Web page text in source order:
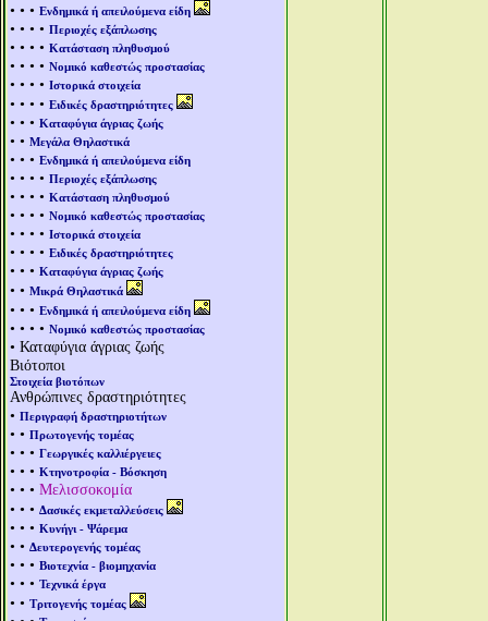
• • • Ενδημικά ή απειλούμενα είδη
• • • • Περιοχές εξάπλωσης
• • • • Κατάσταση πληθυσμού
• • • • Νομικό καθεστώς προστασίας
• • • • Ιστορικά στοιχεία
• • • • Ειδικές δραστηριότητες
• • • Καταφύγια άγριας ζωής
• • Μεγάλα Θηλαστικά
• • • Ενδημικά ή απειλούμενα είδη
• • • • Περιοχές εξάπλωσης
• • • • Κατάσταση πληθυσμού
• • • • Νομικό καθεστώς προστασίας
• • • • Ιστορικά στοιχεία
• • • • Ειδικές δραστηριότητες
• • • Καταφύγια άγριας ζωής
• • Μικρά Θηλαστικά
• • • Ενδημικά ή απειλούμενα είδη
• • • • Νομικό καθεστώς προστασίας
• Καταφύγια άγριας ζωής
Βιότοποι
Στοιχεία βιοτόπων
Ανθρώπινες δραστηριότητες
• Περιγραφή δραστηριοτήτων
• • Πρωτογενής τομέας
• • • Γεωργικές καλλιέργειες
• • • Κτηνοτροφία - Βόσκηση
• • • Μελισσοκομία
• • • Δασικές εκμεταλλεύσεις
• • • Κυνήγι - Ψάρεμα
• • Δευτερογενής τομέας
• • • Βιοτεχνία - βιομηχανία
• • • Τεχνικά έργα
• • Τριτογενής τομέας